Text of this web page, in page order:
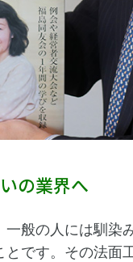
の業界へ
一般の人には馴
とです。その法面